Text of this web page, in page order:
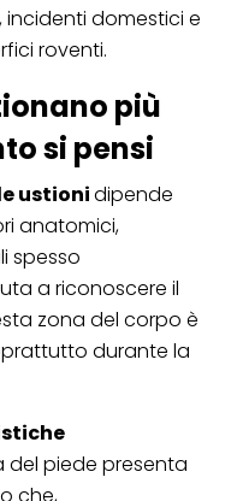
domestici e
roventi.
più
si pensi
ustionidipende
anatomici,
spesso
a riconoscere il
zona del corpo è
durante la
del piede presenta